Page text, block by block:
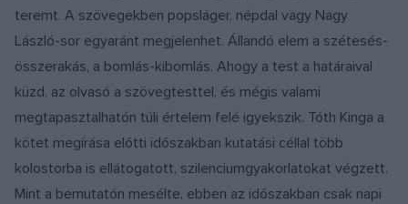
teremt. A szövegekben popsláger, népdal vagy Nagy
László-sor egyaránt megjelenhet. Állandó elem a szétesés-
összerakás, a bomlás-kibomlás. Ahogy a test a határaival
küzd, az olvasó a szövegtesttel, és mégis valami
megtapasztalhatón túli értelem felé igyekszik. Tóth Kinga a
kötet megírása előtti időszakban kutatási céllal több
kolostorba is ellátogatott, szilenciumgyakorlatokat végzett.
Mint a bemutatón mesélte, ebben az időszakban csak napi